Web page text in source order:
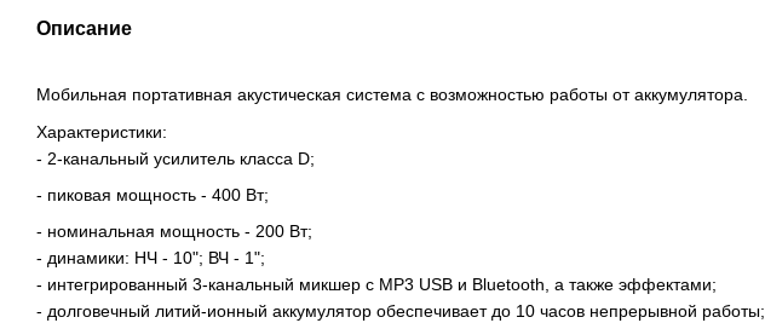
Описание
Мобильная портативная акустическая система с возможностью работы от аккумулятора.
Характеристики:
- 2-канальный усилитель класса D;
- пиковая мощность - 400 Вт;
- номинальная мощность - 200 Вт;
- динамики: НЧ - 10"; ВЧ - 1";
- интегрированный 3-канальный микшер с MP3 USB и Bluetooth, а также эффектами;
- долговечный литий-ионный аккумулятор обеспечивает до 10 часов непрерывной работы;